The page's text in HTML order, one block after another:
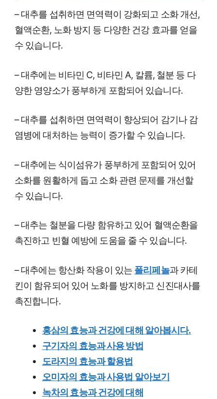
– 대추를 섭취하면 면역력이 강화되고 소화 개선,
혈액순환, 노화 방지 등 다양한 건강 효과를 얻을
수 있습니다.
– 대추에는 비타민 C, 비타민 A, 칼륨, 철분 등 다
양한 영양소가 풍부하게 포함되어 있습니다.
– 대추를 섭취하면 면역력이 향상되어 감기나 감
염병에 대처하는 능력이 증가할 수 있습니다.
– 대추에는 식이섬유가 풍부하게 포함되어 있어
소화를 원활하게 돕고 소화 관련 문제를 개선할
수 있습니다.
– 대추는 철분을 다량 함유하고 있어 혈액순환을
촉진하고 빈혈 예방에 도움을 줄 수 있습니다.
– 대추에는 항산화 작용이 있는 폴리페놀과 카테
킨이 함유되어 있어 노화를 방지하고 신진대사를
촉진합니다.
홍삼의 효능과 건강에 대해 알아봅시다.
구기자의 효능과 사용 방법
도라지의 효능과 할용법
오미자의 효능과 사용법 알아보기
녹차의 효능과 건강에 대해